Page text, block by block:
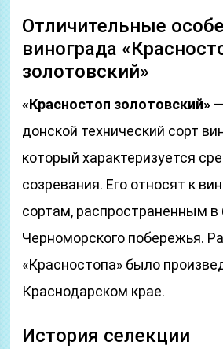
Отличительные
винограда
золотовский»
«Красностоп золотовский»
донской технический сорт
который характеризуется
созревания. Его относят к
сортам, распространенным в
Черноморского побережья.
«Красностопа» было
Краснодарском крае.
История селекции